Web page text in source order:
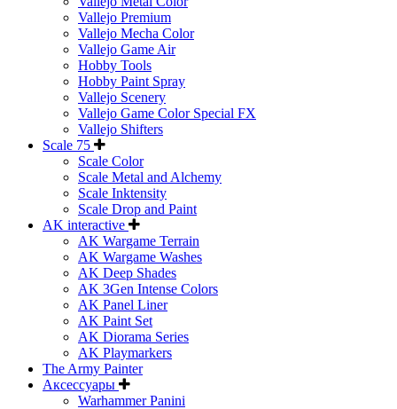
Vallejo Premium
Vallejo Mecha Color
Vallejo Game Air
Hobby Tools
Hobby Paint Spray
Vallejo Scenery
Vallejo Game Color Special FX
Vallejo Shifters
Scale 75
Scale Color
Scale Metal and Alchemy
Scale Inktensity
Scale Drop and Paint
AK interactive
AK Wargame Terrain
AK Wargame Washes
AK Deep Shades
AK 3Gen Intense Colors
AK Panel Liner
AK Paint Set
AK Diorama Series
AK Playmarkers
The Army Painter
Аксессуары
Warhammer Panini